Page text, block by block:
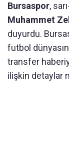
Bursaspor,
Muhammet
duyurdu.
futbol
transfer
ilişkin detaylar